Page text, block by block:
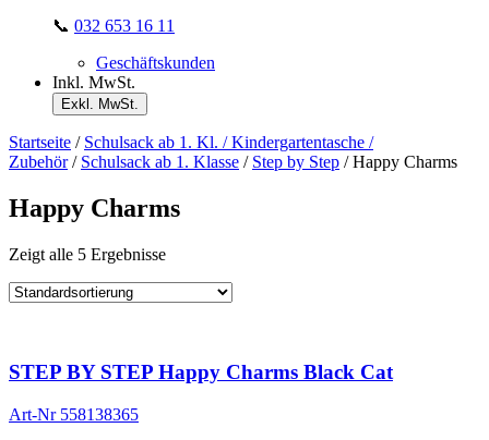
📞 032 653 16 11
Geschäftskunden
Inkl. MwSt.
Exkl. MwSt.
Startseite / Schulsack ab 1. Kl. / Kindergartentasche /
Zubehör/ Schulsack ab 1. Klasse / Step by Step / Happy Charms
Happy Charms
Zeigt alle 5 Ergebnisse
STEP BY STEP Happy Charms Black Cat
Art-Nr 558138365